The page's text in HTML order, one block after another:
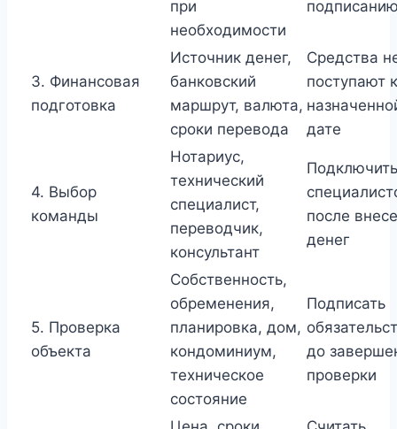
при
необходимости
3. Финансовая
подготовка
Источник денег,
банковский
маршрут, валюта,
сроки перевода
Средства
поступают к
дате
4. Выбор
команды
Нотариус,
технический
специалист,
переводчик,
консультант
Подключить
после
денег
5. Проверка
объекта
Собственность,
обременения,
планировка, дом,
кондоминиум,
техническое
состояние
Подписать
до
проверки